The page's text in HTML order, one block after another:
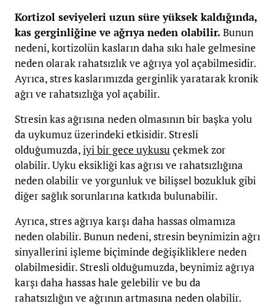
Kortizol seviyeleri uzun süre yüksek kaldığında,
kas gerginliğine ve ağrıya neden olabilir. Bunun
nedeni, kortizolün kasların daha sıkı hale gelmesine
neden olarak rahatsızlık ve ağrıya yol açabilmesidir.
Ayrıca, stres kaslarımızda gerginlik yaratarak kronik
ağrı ve rahatsızlığa yol açabilir.
Stresin kas ağrısına neden olmasının bir başka yolu
da uykumuz üzerindeki etkisidir. Stresli
olduğumuzda,iyi bir gece uykusuçekmek zor
olabilir. Uyku eksikliği kas ağrısı ve rahatsızlığına
neden olabilir ve yorgunluk ve bilişsel bozukluk gibi
diğer sağlık sorunlarına katkıda bulunabilir.
Ayrıca, stres ağrıya karşı daha hassas olmamıza
neden olabilir. Bunun nedeni, stresin beynimizin ağrı
sinyallerini işleme biçiminde değişikliklere neden
olabilmesidir. Stresli olduğumuzda, beynimiz ağrıya
karşı daha hassas hale gelebilir ve bu da
rahatsızlığın ve ağrının artmasına neden olabilir.